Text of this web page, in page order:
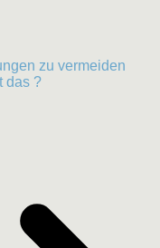
zu vermeiden
das ?